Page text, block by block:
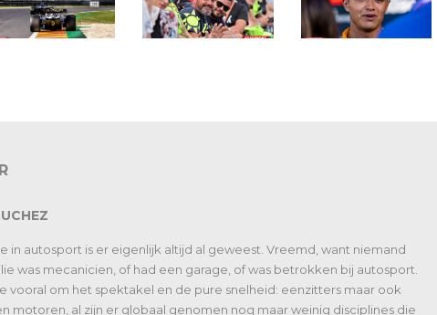
in autosport is er eigenlijk altijd al geweest. Vreemd, want niemand
was mecanicien, of had een garage, of was betrokken bij autosport.
vooral om het spektakel en de pure snelheid: eenzitters maar ook
motoren, al zijn er globaal genomen nog maar weinig disciplines die